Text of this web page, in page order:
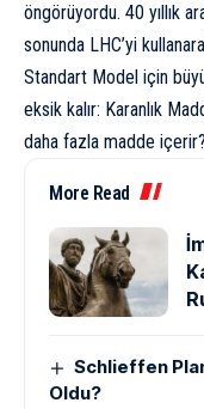
öngörüyordu. 40 yıllık
sonunda LHC’yi
Standart Model için
eksik kalır: Karanlık
daha fazla madde içerir?
More Read
Schlieffen
Oldu?